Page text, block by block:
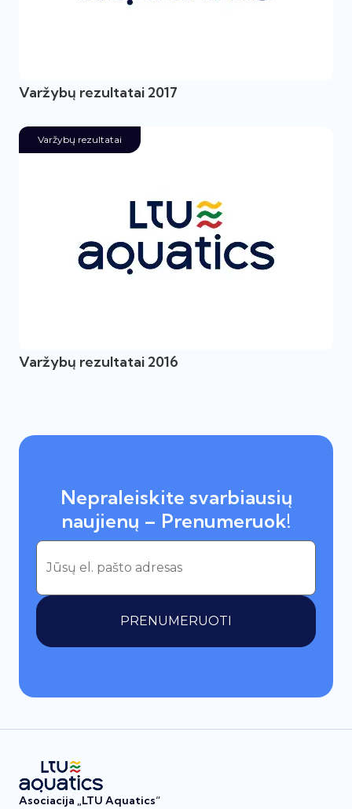
Varžybų rezultatai 2017
Varžybų rezultatai
Varžybų rezultatai 2016
Nepraleiskite svarbiausių
naujienų – Prenumeruok!
PRENUMERUOTI
Asociacija „LTU Aquatics“